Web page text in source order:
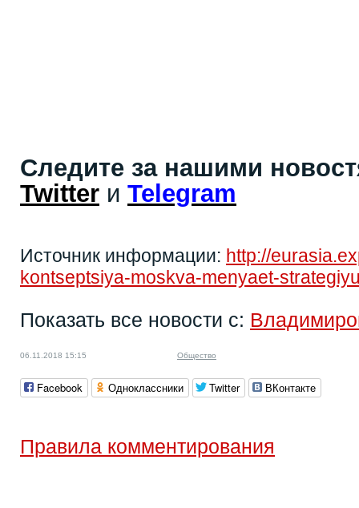
Следите за нашими
Twitter и Telegram
Источник информации: http://
kontseptsiya-moskva-menyaet-
Показать все новости с:
06.11.2018 15:15 Общество
Facebook Одноклассники Twitter ВКонтакте
Правила комментирования